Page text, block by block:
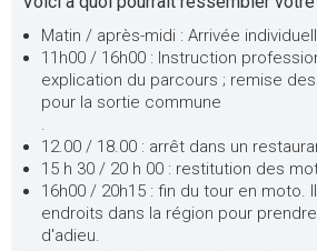
Matin / après-midi : Arrivée
11h00 / 16h00 : Instruction
explication du parcours ; remise
pour la sortie commune
.
12.00 / 18.00 : arrêt dans un
15 h 30 / 20 h 00 : restitution des
16h00 / 20h15 : fin du tour en moto.
endroits dans la région pour
d'adieu.